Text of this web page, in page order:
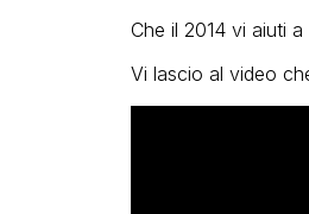
Che il 2014 vi aiuti
Vi lascio al video